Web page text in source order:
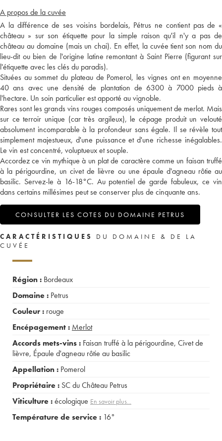
A propos de la cuvée
A la différence de ses voisins bordelais, Pétrus ne contient pas de «
château » sur son étiquette pour la simple raison qu'il n'y a pas de
château au domaine (mais un chai). En effet, la cuvée tient son nom du
lieu-dit ou bien de l'origine latine remontant à Saint Pierre (figurant sur
l'étiquette avec les clés du paradis).
Situées au sommet du plateau de Pomerol, les vignes ont en moyenne
40 ans avec une densité de plantation de 6300 à 7000 pieds à
l'hectare. Un soin particulier est apporté au vignoble.
Rares sont les grands vins rouges composés uniquement de merlot. Mais
sur ce terroir unique (car très argileux), le cépage produit un velouté
absolument incomparable à la profondeur sans égale. Il se révèle tout
simplement majestueux, d'une puissance et d'une richesse inégalables.
Le vin est concentré, voluptueux et souple.
Accordez ce vin mythique à un plat de caractère comme un faisan truffé
à la périgourdine, un civet de lièvre ou une épaule d'agneau rôtie au
basilic. Servez-le à 16-18°C. Au potentiel de garde fabuleux, ce vin
dans certains millésimes peut se conserver plus de cinquante ans.
CONSULTER LES COTES DU DOMAINE PETRUS
CARACTÉRISTIQUES
DU DOMAINE & DE LA
CUVÉE
Région : Bordeaux
Domaine : Petrus
Couleur : rouge
Encépagement : Merlot
Accords mets-vins : Faisan truffé à la périgourdine, Civet de
lièvre, Épaule d'agneau rôtie au basilic
Appellation : Pomerol
Propriétaire : SC du Château Petrus
Viticulture :écologique En savoir plus...
Température de service : 16°